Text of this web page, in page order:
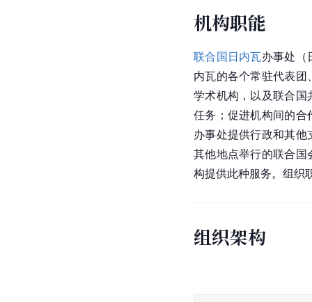
机构职能
联合国日内瓦办事处（
内瓦的各个常驻代表
学术机构，以及联合国
任务；促进机构间的合
办事处提供行政和其
其他地点举行的联合国
构提供此种服务。组织
组织架构